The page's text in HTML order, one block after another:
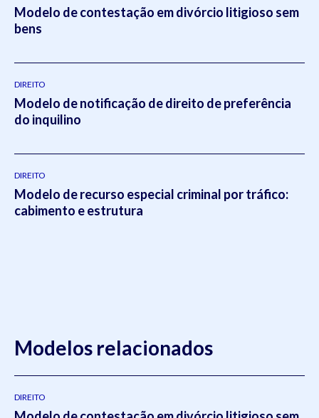
Modelo de contestação em divórcio litigioso sem
bens
DIREITO
Modelo de notificação de direito de preferência
do inquilino
DIREITO
Modelo de recurso especial criminal por tráfico:
cabimento e estrutura
Modelos relacionados
DIREITO